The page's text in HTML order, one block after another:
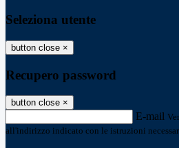
Seleziona utente
button close ×
Recupero password
button close ×
E-mail
all'indirizzo indicato con le istruzioni